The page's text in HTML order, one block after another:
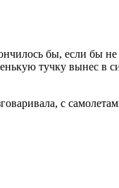
бы, если бы не
тучку вынес в
с